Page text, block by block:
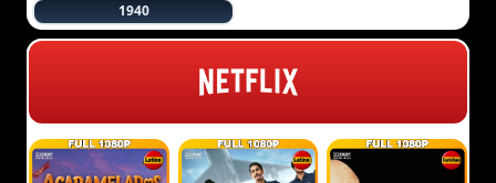
1940